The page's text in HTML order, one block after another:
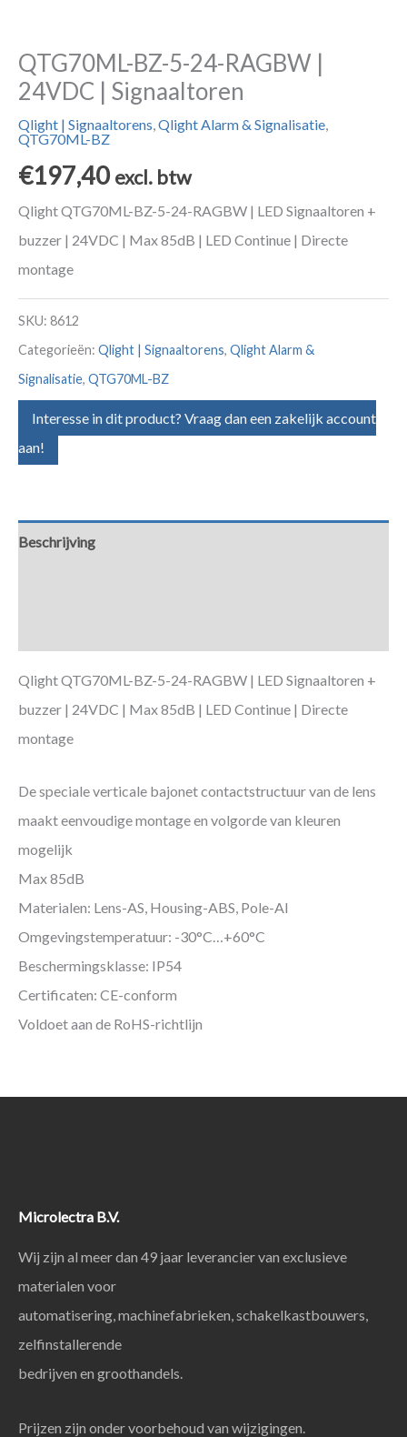
QTG70ML-BZ-5-24-RAGBW |
24VDC | Signaaltoren
Qlight | Signaaltorens,Qlight Alarm & Signalisatie,
QTG70ML-BZ
€197,40 excl. btw
Qlight QTG70ML-BZ-5-24-RAGBW | LED Signaaltoren +
buzzer | 24VDC | Max 85dB | LED Continue | Directe
montage
SKU: 8612
Categorieën: Qlight | Signaaltorens, Qlight Alarm &
Signalisatie, QTG70ML-BZ
Interesse in dit product? Vraag dan een zakelijk account
aan!
Beschrijving
Qlight QTG70ML-BZ-5-24-RAGBW | LED Signaaltoren +
buzzer | 24VDC | Max 85dB | LED Continue | Directe
montage
De speciale verticale bajonet contactstructuur van de lens
maakt eenvoudige montage en volgorde van kleuren
mogelijk
Max 85dB
Materialen: Lens-AS, Housing-ABS, Pole-Al
Omgevingstemperatuur: -30°C…+60°C
Beschermingsklasse: IP54
Certificaten: CE-conform
Voldoet aan de RoHS-richtlijn
Microlectra B.V.
Wij zijn al meer dan 49 jaar leverancier van exclusieve
materialen voor
automatisering, machinefabrieken, schakelkastbouwers,
zelfinstallerende
bedrijven en groothandels.
Prijzen zijn onder voorbehoud van wijzigingen.